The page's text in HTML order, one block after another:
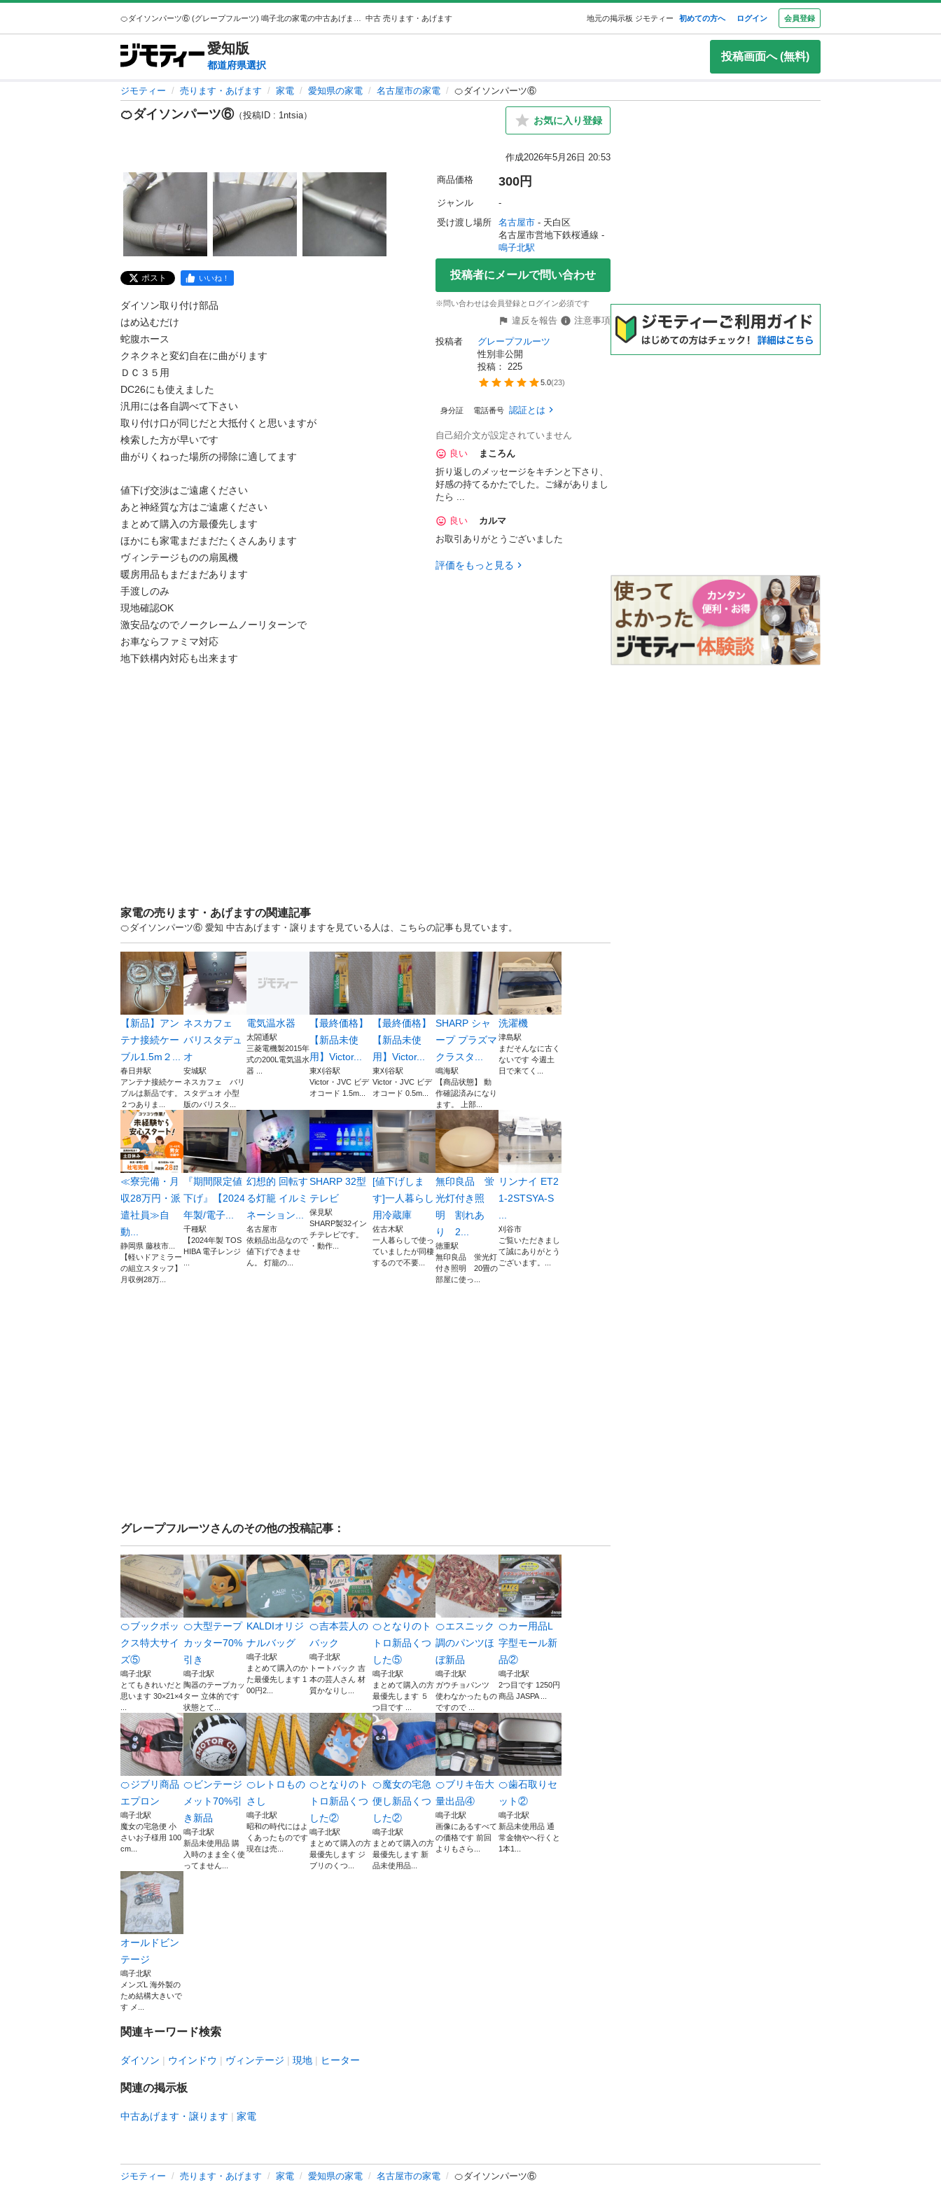
中古 売ります・あげます 地元の掲示板 ジモティー 初めての方へ ログイン 会員登録
愛知版
都道府県選択
投稿画面へ (無料)
ジモティー 売ります・あげます 家電 愛知県の家電 名古屋市の家電 🍊ダイソンパーツ⑥
🍊ダイソンパーツ⑥（投稿ID : 1ntsia） お気に入り登録
作成2026年5月26日 20:53
ポスト いいね！
ダイソン取り付け部品
はめ込むだけ
蛇腹ホース
クネクネと変幻自在に曲がります
ＤＣ３５用
DC26にも使えました
汎用には各自調べて下さい
取り付け口が同じだと大抵付くと思いますが
検索した方が早いです
曲がりくねった場所の掃除に適してます
値下げ交渉はご遠慮ください
あと神経質な方はご遠慮ください
まとめて購入の方最優先します
ほかにも家電まだまだたくさんあります
ヴィンテージものの扇風機
暖房用品もまだまだあります
手渡しのみ
現地確認OK
激安品なのでノークレームノーリターンで
お車ならファミマ対応
地下鉄構内対応も出来ます
商品価格 300円
ジャンル
-
受け渡し場所
名古屋市 - 天白区
鳴子北駅
投稿者にメールで問い合わせ
※問い合わせは会員登録とログイン必須です
違反を報告
注意事項
投稿者
グレープフルーツ
性別非公開
投稿： 225
5.0(23)
身分証 電話番号 認証とは
自己紹介文が設定されていません
良い
まころん
折り返しのメッセージをキチンと下さり、
好感の持てるかたでした。ご縁がありまし
たら ...
良い
カルマ
お取引ありがとうございました
評価をもっと見る
家電の売ります・あげますの関連記事
🍊ダイソンパーツ⑥ 愛知 中古あげます・譲りますを見ている人は、こちらの記事も見ています。
【新品】アン
テナ接続ケー
ブル1.5m２...
春日井駅
アンテナ接続ケー
ブルは新品です。
２つありま...
ネスカフェ
バリスタデュ
オ
安城駅
ネスカフェ バリ
スタデュオ 小型
版のバリスタ...
電気温水器
太閤通駅
三菱電機製2015年
式の200L電気温水
器 ...
【最終価格】
【新品未使
用】Victor...
東刈谷駅
Victor・JVC ビデ
オコード 1.5m...
【最終価格】
【新品未使
用】Victor...
東刈谷駅
Victor・JVC ビデ
オコード 0.5m...
SHARP シャ
ープ プラズマ
クラスタ...
鳴海駅
【商品状態】 動
作確認済みになり
ます。 上部...
洗濯機
津島駅
まだそんなに古く
ないです 今週土
日で来てく...
≪寮完備・月
収28万円・派
遣社員≫自
動...
静岡県 藤枝市...
【軽いドアミラー
の組立スタッフ】
月収例28万...
『期間限定値
下げ』【2024
年製/電子...
千種駅
【2024年製 TOS
HIBA 電子レンジ
幻想的 回転す
る灯籠 イルミ
ネーション...
名古屋市
依頼品出品なので
値下げできませ
ん。 灯籠の...
SHARP 32型
テレビ
保見駅
SHARP製32イン
チテレビです。
・動作...
[値下げしま
す]一人暮らし
用冷蔵庫
佐古木駅
一人暮らしで使っ
ていましたが同棲
するので不要...
無印良品 蛍
光灯付き照
明 割れあ
り 2...
徳重駅
無印良品 蛍光灯
付き照明 20畳の
部屋に使っ...
リンナイ ET2
1-2STSYA-S
刈谷市
ご覧いただきまし
て誠にありがとう
ございます。...
グレープフルーツさんのその他の投稿記事：
🍊ブックボッ
クス特大サイ
ズ⑤
鳴子北駅
とてもきれいだと
思います 30×21×4
🍊大型テープ
カッター70%
引き
鳴子北駅
陶器のテープカッ
ター 立体的です
状態とて...
KALDIオリジ
ナルバッグ
鳴子北駅
まとめて購入のか
た最優先します 1
00円2...
🍊吉本芸人の
バック
鳴子北駅
トートバック 吉
本の芸人さん 材
質かなりし...
🍊となりのト
トロ新品くつ
した⑤
鳴子北駅
まとめて購入の方
最優先します ５
つ目です ...
🍊エスニック
調のパンツほ
ぼ新品
鳴子北駅
ガウチョパンツ
使わなかったもの
ですので ...
🍊カー用品L
字型モール新
品②
鳴子北駅
2つ目です 1250円
商品 JASPA ...
🍊ジブリ商品
エプロン
鳴子北駅
魔女の宅急便 小
さいお子様用 100
cm...
🍊ビンテージ
メット70%引
き新品
鳴子北駅
新品未使用品 購
入時のまま全く使
ってません...
🍊レトロもの
さし
鳴子北駅
昭和の時代にはよ
くあったものです
現在は売...
🍊となりのト
トロ新品くつ
した②
鳴子北駅
まとめて購入の方
最優先します ジ
ブリのくつ...
🍊魔女の宅急
便し新品くつ
した②
鳴子北駅
まとめて購入の方
最優先します 新
品未使用品...
🍊ブリキ缶大
量出品④
鳴子北駅
画像にあるすべて
の価格です 前回
よりもさら...
🍊歯石取りセ
ット②
鳴子北駅
新品未使用品 通
常金物やへ行くと
1本1...
オールドビン
テージ
鳴子北駅
メンズL 海外製の
ため結構大きいで
す メ...
関連キーワード検索
ダイソン ウインドウ ヴィンテージ 現地 ヒーター
関連の掲示板
中古あげます・譲ります 家電
ジモティー 売ります・あげます 家電 愛知県の家電 名古屋市の家電 🍊ダイソンパーツ⑥